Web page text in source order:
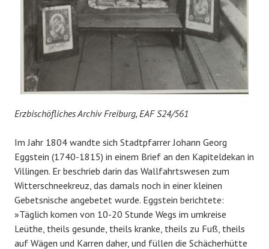
Erzbischöfliches Archiv Freiburg, EAF S24/561
Im Jahr 1804 wandte sich Stadtpfarrer Johann Georg
Eggstein (1740-1815) in einem Brief an den Kapiteldekan in
Villingen. Er beschrieb darin das Wallfahrtswesen zum
Witterschneekreuz, das damals noch in einer kleinen
Gebetsnische angebetet wurde. Eggstein berichtete:
»Täglich komen von 10-20 Stunde Wegs im umkreise
Leüthe, theils gesunde, theils kranke, theils zu Fuß, theils
auf Wägen und Karren daher, und füllen die Schächerhütte